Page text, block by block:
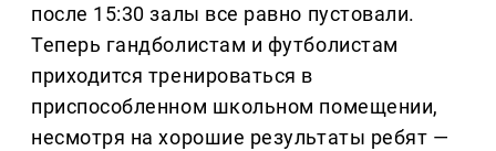
после 15:30 залы все равно пустовали.
Теперь гандболистам и футболистам
приходится тренироваться в
приспособленном школьном помещении,
несмотря на хорошие результаты ребят —